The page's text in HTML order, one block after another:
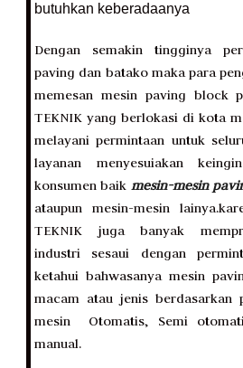
butuhkan keberadaanya
Dengan semakin tingginya
paving dan batako maka para
memesan mesin paving block
TEKNIK yang berlokasi di kota
melayani permintaan untuk
layanan menyesuiakan
konsumen baik mesin-mesin
ataupun mesin-mesin
TEKNIK juga banyak
industri sesaui dengan
ketahui bahwasanya mesin
macam atau jenis berdasarkan
mesin Otomatis, Semi
manual.